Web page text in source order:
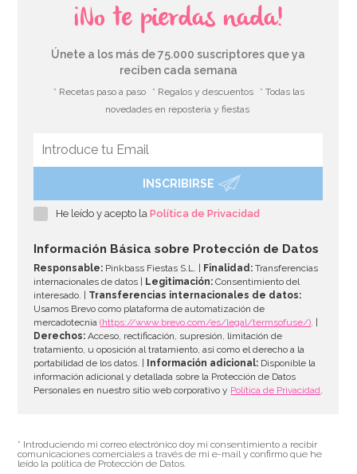
Globo nº 1 Dorado 86 cm
AÑADIR
¡No te pierdas nada!
Únete a los más de 75.000 suscriptores que ya
reciben cada semana
* Recetas paso a paso * Regalos y descuentos
* Todas las
novedades en repostería y fiestas
INSCRIBIRSE
He leído y acepto laPolítica de Privacidad
Información Básica sobre Protección de Datos
Responsable: Pinkbass Fiestas S.L. | Finalidad: Transferencias
internacionales de datos |
Legitimación: Consentimiento del
interesado. | Transferencias internacionales de datos:
Usamos Brevo como plataforma de automatización de
mercadotecnia(https://www.brevo.com/es/legal/termsofuse/). |
Derechos: Acceso, rectificación, supresión, limitación de
tratamiento, u oposición al tratamiento, así como el derecho a la
portabilidad de los datos. |
Información adicional: Disponible la
información adicional y detallada sobre la Protección de Datos
Personales en nuestro sitio web corporativo y Política de Privacidad.
* Introduciendo mi correo electrónico doy mi consentimiento a recibir
comunicaciones comerciales a través de mi e-mail y confirmo que he
leído la política de Protección de Datos.